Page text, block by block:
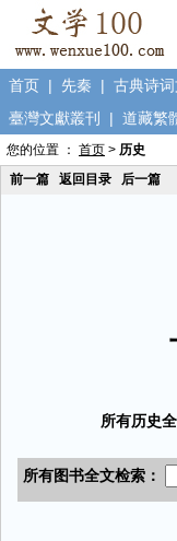
首页 | 先秦 | 古典诗词
臺灣文獻叢刊
| 道藏繁
您的位置 ： 首页 > 历史
前一篇
返回目录 后一篇